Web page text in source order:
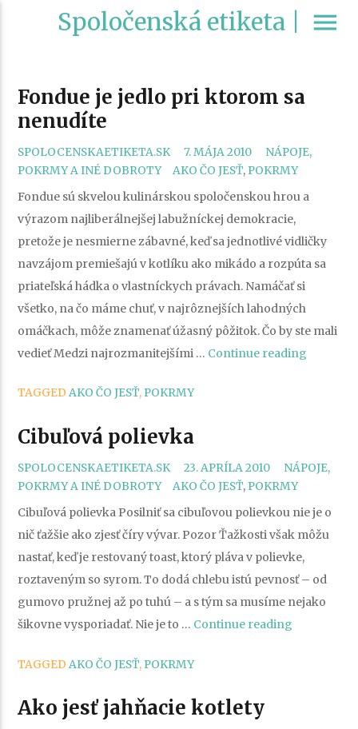
Spoločenská etiketa | menu
Fondue je jedlo pri ktorom sa
nenudíte
SPOLOCENSKAETIKETA.SK 7. MÁJA 2010 CATEGORIES
NÁPOJE,
POKRMY A INÉ DOBROTY
TAGS
AKO ČO JESŤ, POKRMY
Fondue sú skvelou kulinárskou spoločenskou hrou a
výrazom najliberálnejšej labužníckej demokracie,
pretože je nesmierne zábavné, keď sa jednotlivé vidličky
navzájom premiešajú v kotlíku ako mikádo a rozpúta sa
priateľská hádka o vlastníckych právach. Namáčať si
všetko, na čo máme chuť, v najrôznejších lahodných
omáčkach, môže znamenať úžasný pôžitok. Čo by ste mali
vedieť Medzi najrozmanitejšími … Continue reading
sa
TAGGEDAKO ČO JESŤ, POKRMY
Cibuľová polievka
SPOLOCENSKAETIKETA.SK 23. APRÍLA 2010 CATEGORIES
NÁPOJE,
POKRMY A INÉ DOBROTY
TAGS
AKO ČO JESŤ, POKRMY
Cibuľová polievka Posilniť sa cibuľovou polievkou nie je o
nič ťažšie ako zjesť číry vývar. Pozor Ťažkosti však môžu
nastať, keď je restovaný toast, ktorý pláva v polievke,
roztaveným so syrom. To dodá chlebu istú pevnosť – od
gumovo pružnej až po tuhú – a s tým sa musíme nejako
šikovne vysporiadať. Nie je to … Continue reading
TAGGEDAKO ČO JESŤ, POKRMY
Ako jesť jahňacie kotlety